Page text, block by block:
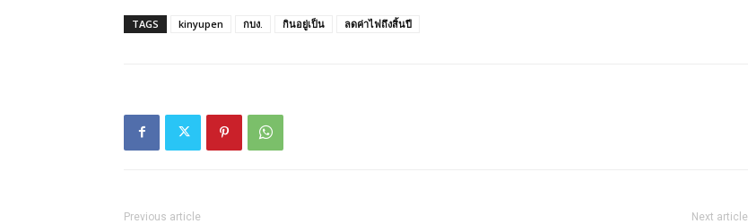
TAGS kinyupen กบง. กินอยู่เป็น ลดค่าไฟถึงสิ้นปี
Previous article Next article